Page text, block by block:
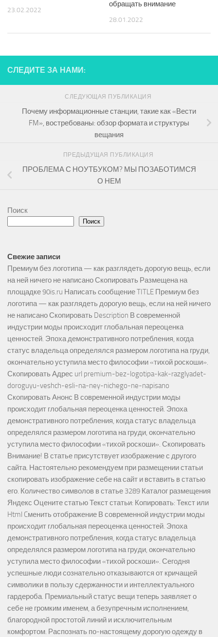
23.02.2022
обращать внимание
28.01.2022
СЛЕДИТЕ ЗА НАМИ:
СЛЕДУЮЩАЯ ПУБЛИКАЦИЯ
Почему информационные станции, такие как «Вести
FM», востребованы: обзор формата и структуры
вещания
ПРЕДЫДУЩАЯ ПУБЛИКАЦИЯ
ПРОБЛЕМА С НОУТБУКОМ? МЫ ПОЗАБОТИМСЯ
О НЕМ
Поиск
Поиск
Свежие записи
Премиум без логотипа — как разглядеть дорогую вещь, если
на ней ничего не написано Скопировать Размещена на
площадке 90is.ru Написать сообщение TITLE Премиум без
логотипа — как разглядеть дорогую вещь, если на ней ничего
не написано Скопировать Description В современной
индустрии моды происходит глобальная переоценка
ценностей. Эпоха демонстративного потребления, когда
статус владельца определялся размером логотипа на груди,
окончательно уступила место философии «тихой роскоши».
Скопировать Адрес url premium-bez-logotipa-kak-razglyadet-
doroguyu-veshch-esli-na-ney-nichego-ne-napisano
Скопировать Анонс В современной индустрии моды
происходит глобальная переоценка ценностей. Эпоха
демонстративного потребления, когда статус владельца
определялся размером логотипа на груди, окончательно
уступила место философии «тихой роскоши». Скопировать
Внимание! В статье присутствует изображение с другого
сайта. Настоятельно рекомендуем при размещении статьи
скопировать изображение себе на сайт и вставить в статью
его. Количество символов в статье 3289 Каталог размещения
Яндекс Оцените статью Текст статьи: Копировать: Текст или
Html Cменить отображение В современной индустрии моды
происходит глобальная переоценка ценностей. Эпоха
демонстративного потребления, когда статус владельца
определялся размером логотипа на груди, окончательно
уступила место философии «тихой роскоши». Сегодня
успешные люди сознательно отказываются от кричащей
символики в пользу сдержанности и интеллектуального
гардероба. Премиальный статус вещи теперь заявляет о
себе не громким именем, а безупречным исполнением,
благородной простотой линий и исключительным
комфортом. Распознать по-настоящему дорогую одежду в